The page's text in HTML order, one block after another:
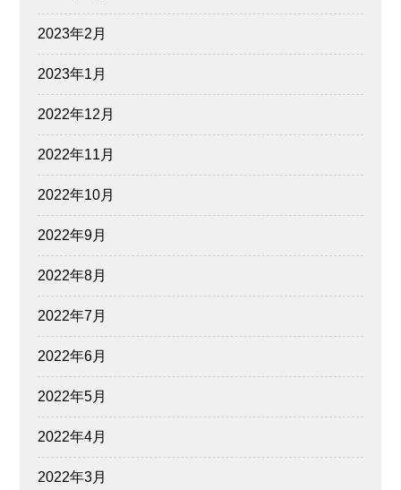
2023年2月
2023年1月
2022年12月
2022年11月
2022年10月
2022年9月
2022年8月
2022年7月
2022年6月
2022年5月
2022年4月
2022年3月